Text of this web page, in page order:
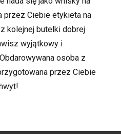
przez Ciebie etykieta na
kolejnej butelki dobrej
wyjątkowy i
osoba z
przez Ciebie